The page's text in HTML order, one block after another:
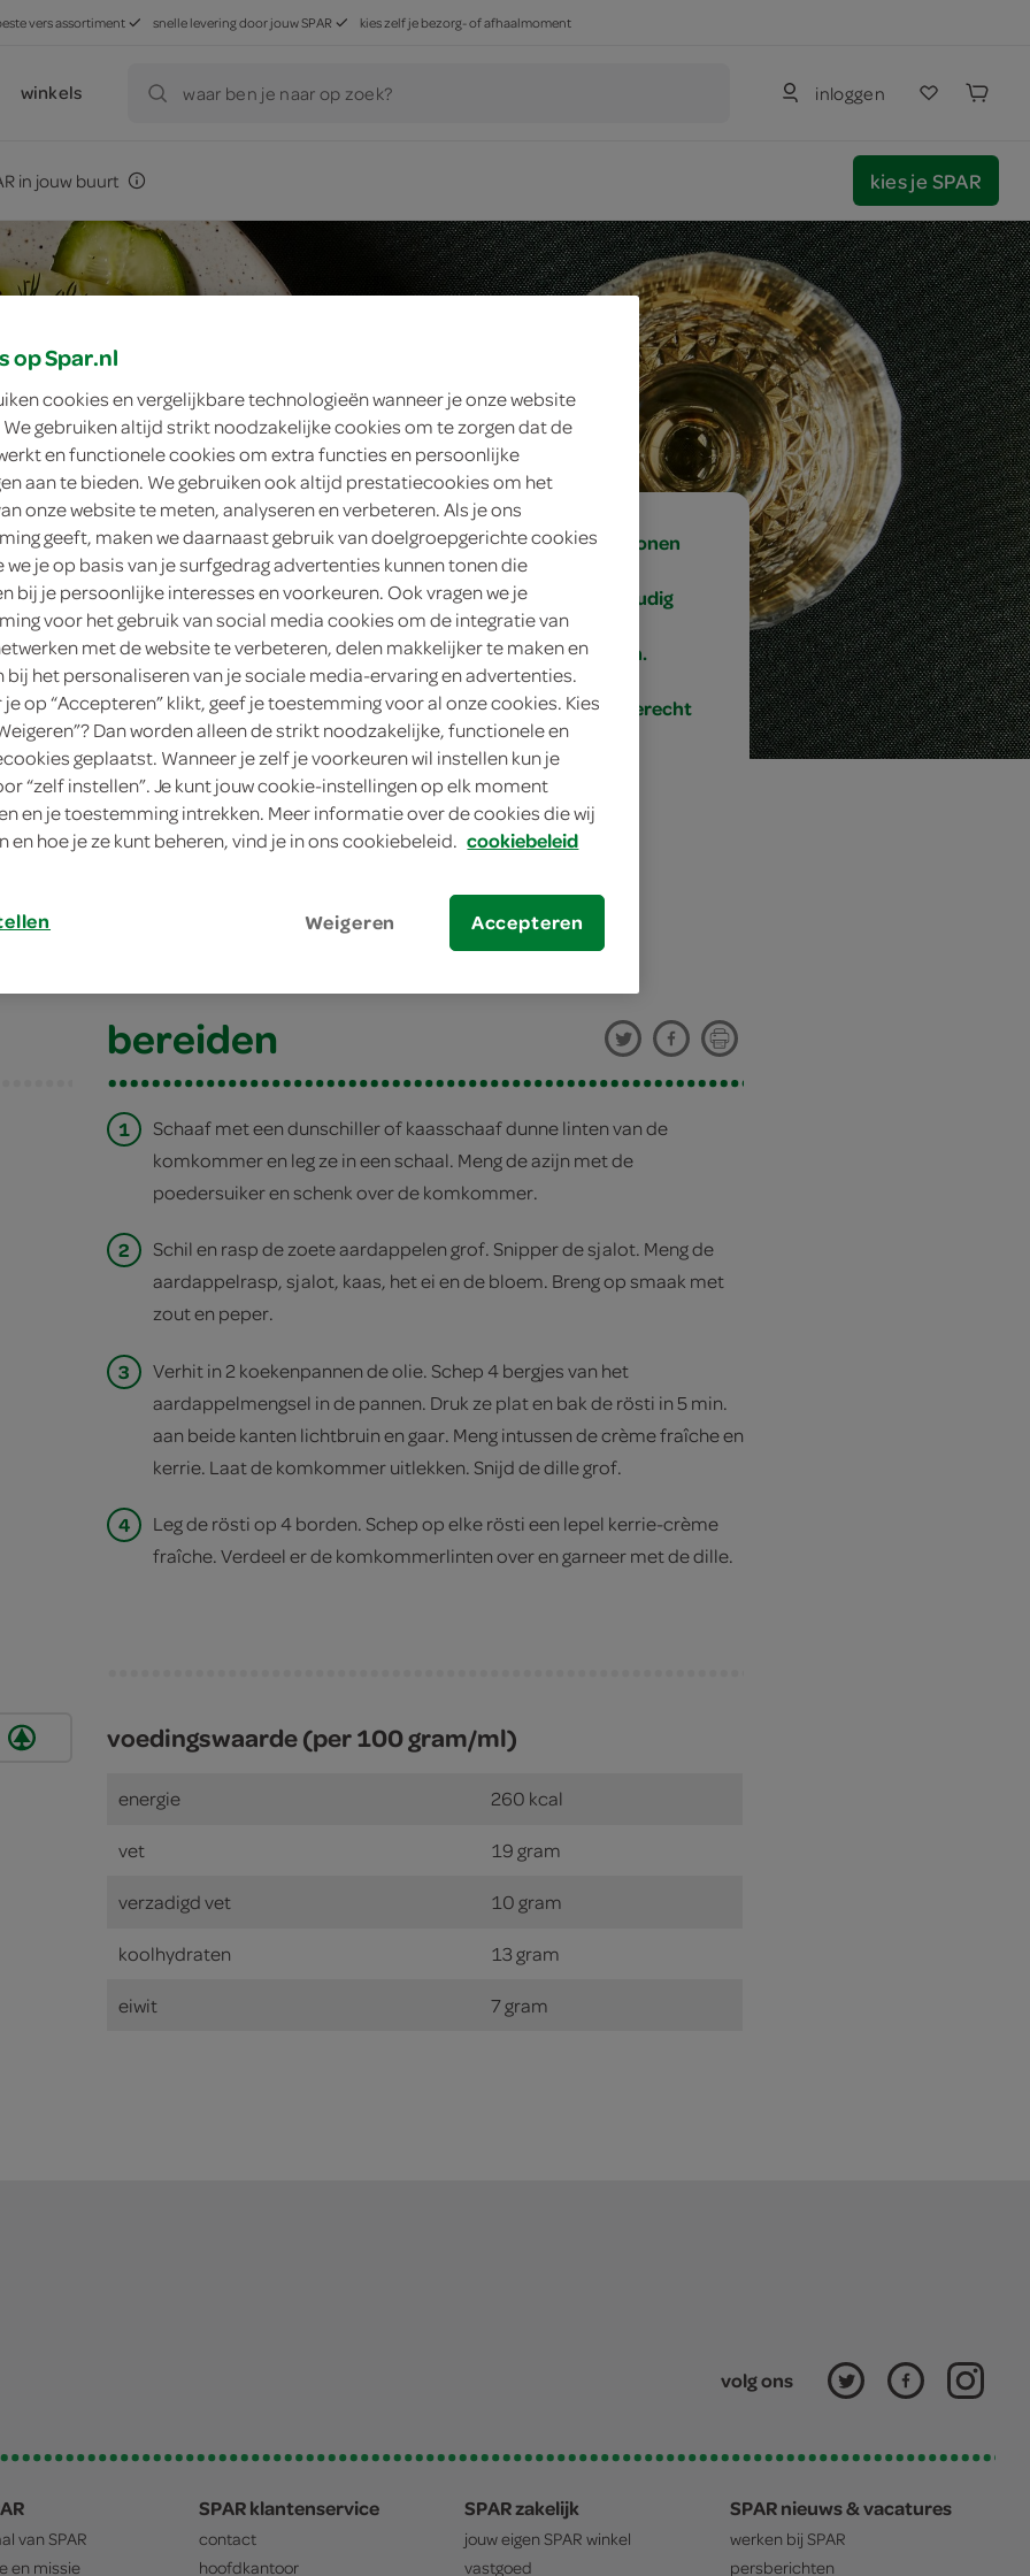
vers assortiment snelle levering door jouw SPAR kies zelf je bezorg- of afhaalmoment
winkels waar ben je naar op zoek? inloggen
in jouw buurt kies je SPAR
4 personen
eenvoudig
30 min.
voorgerecht
met komkommer
met
bereiden
1
Schaaf met een dunschiller of kaasschaaf dunne linten van de
komkommer en leg ze in een schaal. Meng de azijn met de
poedersuiker en schenk over de komkommer.
2
Schil en rasp de zoete aardappelen grof. Snipper de sjalot. Meng de
aardappelrasp, sjalot, kaas, het ei en de bloem. Breng op smaak met
zout en peper.
3
Verhit in 2 koekenpannen de olie. Schep 4 bergjes van het
aardappelmengsel in de pannen. Druk ze plat en bak de rösti in 5 min.
aan beide kanten lichtbruin en gaar. Meng intussen de crème fraîche en
kerrie. Laat de komkommer uitlekken. Snijd de dille grof.
4
Leg de rösti op 4 borden. Schep op elke rösti een lepel kerrie-crème
fraîche. Verdeel er de komkommerlinten over en garneer met de dille.
voedingswaarde (per 100 gram/ml)
energie 260 kcal
vet 19 gram
verzadigd vet 10 gram
koolhydraten 13 gram
eiwit 7 gram
volg ons
van SPAR
en missie
SPAR klantenservice
contact
hoofdkantoor
SPAR zakelijk
jouw eigen SPAR winkel
vastgoed
SPAR nieuws & vacatures
werken bij SPAR
persberichten
op Spar.nl
cookies en vergelijkbare technologieën wanneer je onze website
gebruiken altijd strikt noodzakelijke cookies om te zorgen dat de
en functionele cookies om extra functies en persoonlijke
aan te bieden. We gebruiken ook altijd prestatiecookies om het
onze website te meten, analyseren en verbeteren. Als je ons
geeft, maken we daarnaast gebruik van doelgroepgerichte cookies
we je op basis van je surfgedrag advertenties kunnen tonen die
bij je persoonlijke interesses en voorkeuren. Ook vragen we je
voor het gebruik van social media cookies om de integratie van
met de website te verbeteren, delen makkelijker te maken en
bij het personaliseren van je sociale media-ervaring en advertenties.
je op “Accepteren” klikt, geef je toestemming voor al onze cookies. Kies
Dan worden alleen de strikt noodzakelijke, functionele en
geplaatst. Wanneer je zelf je voorkeuren wil instellen kun je
“zelf instellen”. Je kunt jouw cookie-instellingen op elk moment
en je toestemming intrekken. Meer informatie over de cookies die wij
en hoe je ze kunt beheren, vind je in ons cookiebeleid. cookiebeleid
Weigeren Accepteren